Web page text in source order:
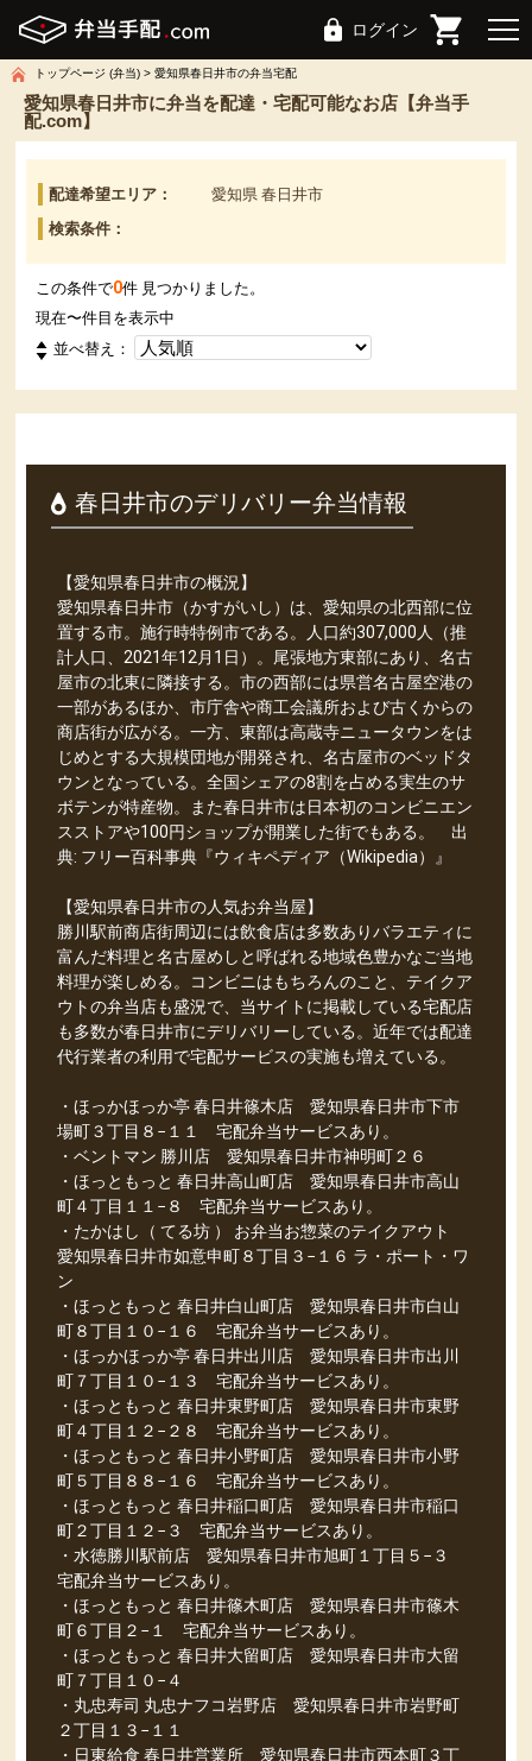
ログイン
トップページ (弁当) 愛知県春日井市の弁当宅配
愛知県春日井市に弁当を配達・宅配可能なお店【弁当手
配.com】
配達希望エリア：
愛知県 春日井市
検索条件：
この条件で0件 見つかりました。
現在〜件目を表示中
並べ替え：
春日井市のデリバリー弁当情報
【愛知県春日井市の概況】
愛知県春日井市（かすがいし）は、愛知県の北西部に位
置する市。施行時特例市である。人口約307,000人（推
計人口、2021年12月1日）。尾張地方東部にあり、名古
屋市の北東に隣接する。市の西部には県営名古屋空港の
一部があるほか、市庁舎や商工会議所および古くからの
商店街が広がる。一方、東部は高蔵寺ニュータウンをは
じめとする大規模団地が開発され、名古屋市のベッドタ
ウンとなっている。全国シェアの8割を占める実生のサ
ボテンが特産物。また春日井市は日本初のコンビニエン
スストアや100円ショップが開業した街でもある。 出
典: フリー百科事典『ウィキペディア（Wikipedia）』
【愛知県春日井市の人気お弁当屋】
勝川駅前商店街周辺には飲食店は多数ありバラエティに
富んだ料理と名古屋めしと呼ばれる地域色豊かなご当地
料理が楽しめる。コンビニはもちろんのこと、テイクア
ウトの弁当店も盛況で、当サイトに掲載している宅配店
も多数が春日井市にデリバリーしている。近年では配達
代行業者の利用で宅配サービスの実施も増えている。
・ほっかほっか亭 春日井篠木店 愛知県春日井市下市
場町３丁目８−１１ 宅配弁当サービスあり。
・ベントマン 勝川店 愛知県春日井市神明町２６
・ほっともっと 春日井高山町店 愛知県春日井市高山
町４丁目１１−８ 宅配弁当サービスあり。
・たかはし（ てる坊 ） お弁当お惣菜のテイクアウト
愛知県春日井市如意申町８丁目３−１６ ラ・ポート・ワ
ン
・ほっともっと 春日井白山町店 愛知県春日井市白山
町８丁目１０−１６ 宅配弁当サービスあり。
・ほっかほっか亭 春日井出川店 愛知県春日井市出川
町７丁目１０−１３ 宅配弁当サービスあり。
・ほっともっと 春日井東野町店 愛知県春日井市東野
町４丁目１２−２８ 宅配弁当サービスあり。
・ほっともっと 春日井小野町店 愛知県春日井市小野
町５丁目８８−１６ 宅配弁当サービスあり。
・ほっともっと 春日井稲口町店 愛知県春日井市稲口
町２丁目１２−３ 宅配弁当サービスあり。
・水徳勝川駅前店 愛知県春日井市旭町１丁目５−３
宅配弁当サービスあり。
・ほっともっと 春日井篠木町店 愛知県春日井市篠木
町６丁目２−１ 宅配弁当サービスあり。
・ほっともっと 春日井大留町店 愛知県春日井市大留
町７丁目１０−４
・丸忠寿司 丸忠ナフコ岩野店 愛知県春日井市岩野町
２丁目１３−１１
・日東給食 春日井営業所 愛知県春日井市西本町３丁